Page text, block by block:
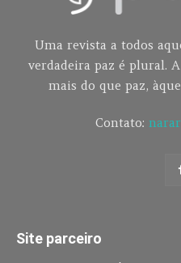
Uma revista a todos
verdadeira paz é plural.
mais do que paz,
Contato:
Site parceiro